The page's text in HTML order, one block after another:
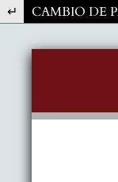
Volver a los
CAMBIO DE